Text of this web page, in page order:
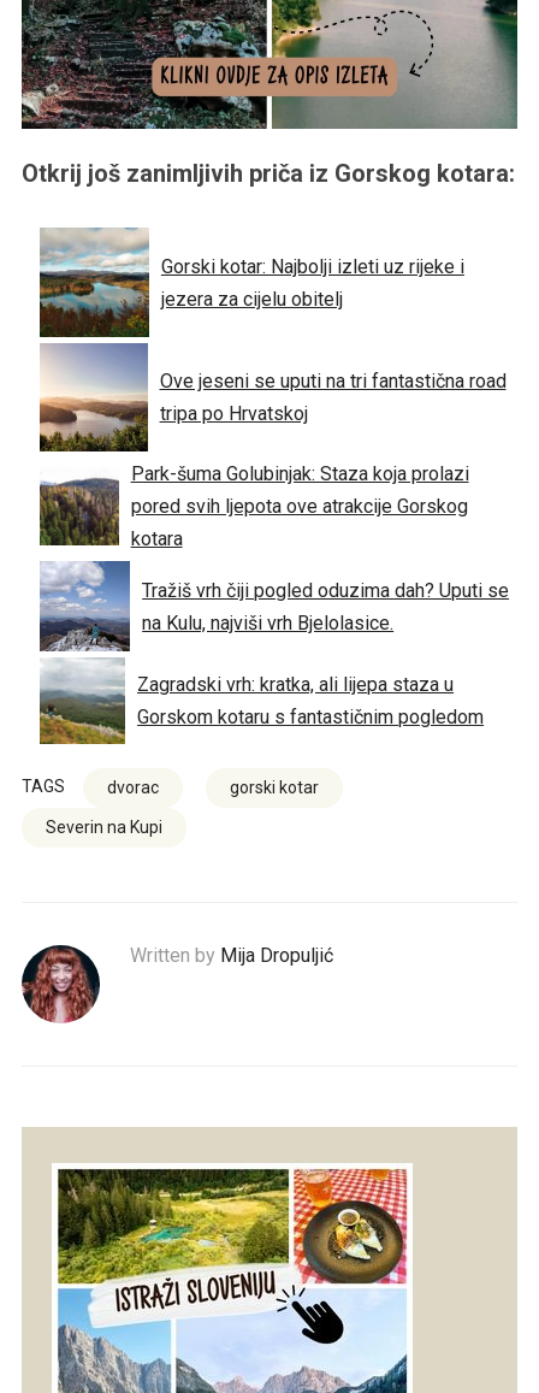
Otkrij još zanimljivih priča iz Gorskog kotara:
Gorski kotar: Najbolji izleti uz rijeke i
jezera za cijelu obitelj
Ove jeseni se uputi na tri fantastična road
tripa po Hrvatskoj
Park-šuma Golubinjak: Staza koja prolazi
pored svih ljepota ove atrakcije Gorskog
kotara
Tražiš vrh čiji pogled oduzima dah? Uputi se
na Kulu, najviši vrh Bjelolasice.
Zagradski vrh: kratka, ali lijepa staza u
Gorskom kotaru s fantastičnim pogledom
TAGS dvorac gorski kotar
Severin na Kupi
Written by Mija Dropuljić